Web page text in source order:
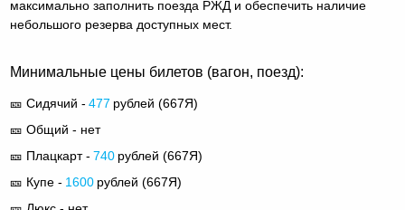
максимально заполнить поезда РЖД и обеспечить наличие
небольшого резерва доступных мест.
Минимальные цены билетов (вагон, поезд):
🎫 Сидячий - 477 рублей (667Я)
🎫 Общий - нет
🎫 Плацкарт - 740 рублей (667Я)
🎫 Купе - 1600 рублей (667Я)